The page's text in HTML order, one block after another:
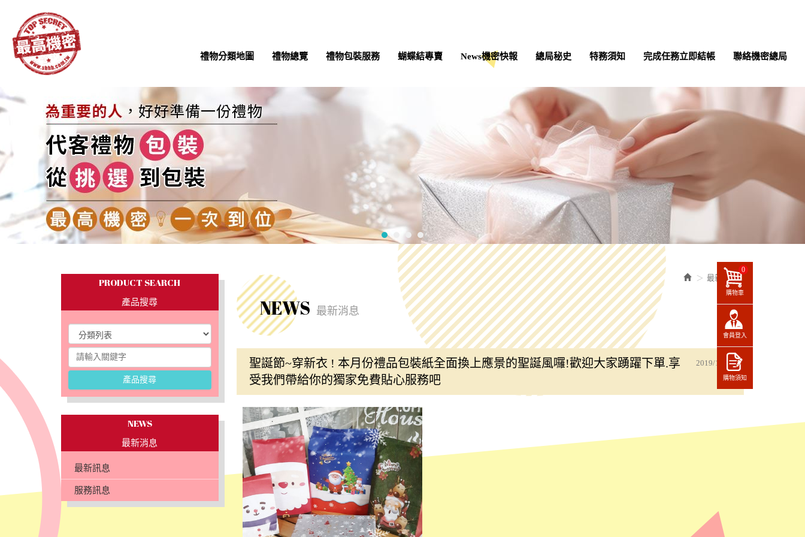
禮物分類地圖 禮物總覽 禮物包裝服務 蝴蝶結專賣 News機密快報 總局秘史 特務須知 完成任務立即結帳 聯絡機密總局
PRODUCT SEARCH
產品搜尋
產品搜尋
NEWS
最新消息
最新訊息
服務訊息
最新消息
NEWS 最新消息
2019/12/03
聖誕節~穿新衣 ! 本月份禮品包裝紙全面換上應景的聖誕風囉!歡迎大家踴躍下單.享
受我們帶給你的獨家免費貼心服務吧
購物車
0
會員登入
購物須知